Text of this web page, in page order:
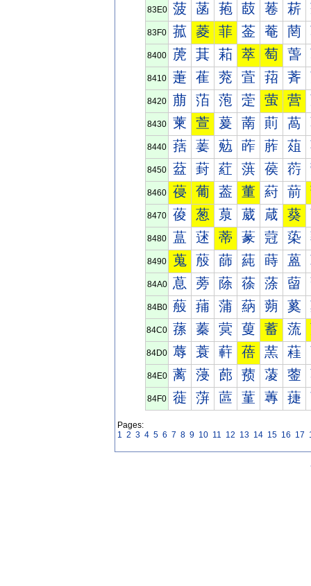
83E0 菠 菡 菢 菣 菤 菥
83F0 菰 菱 菲 菳 菴 菵
8400 萀 萁 萂 萃 萄 萅
8410 萐 萑 萒 萓 萔 萕
8420 萠 萡 萢 萣 萤 营
8430 萰 萱 萲 萳 萴 萵
8440 葀 葁 葂 葃 葄 葅
8450 葐 葑 葒 葓 葔 葕
8460 葠 葡 葢 董 葤 葥
8470 葰 葱 葲 葳 葴 葵
8480 蒀 蒁 蒂 蒃 蒄 蒅
8490 蒐 蒑 蒒 蒓 蒔 蒕
84A0 蒠 蒡 蒢 蒣 蒤 蒥
84B0 蒰 蒱 蒲 蒳 蒴 蒵
84C0 蓀 蓁 蓂 蓃 蓄 蓅
84D0 蓐 蓑 蓒 蓓 蓔 蓕
84E0 蓠 蓡 蓢 蓣 蓤 蓥
84F0 蓰 蓱 蓲 蓳 蓴 蓵
Pages:
1 2 3 4 5 6 7 8 9 10 11 12 13 14 15 16 17